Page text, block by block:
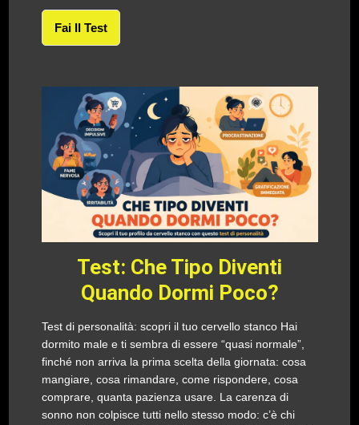
Fai Il Test
Test: Che Tipo Diventi
Quando Dormi Poco?
Test di personalità: scopri il tuo cervello stanco Hai
dormito male e ti sembra di essere “quasi normale”,
finché non arriva la prima scelta della giornata: cosa
mangiare, cosa rimandare, come rispondere, cosa
comprare, quanta pazienza usare. La carenza di
sonno non colpisce tutti nello stesso modo: c’è chi